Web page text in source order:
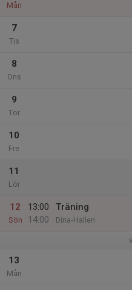
Mån
7
Tis
8
Ons
9
Tor
10
Fre
11
Lör
12
Sön
13:00
14:00
Träning
Dina-Hallen
13
Mån